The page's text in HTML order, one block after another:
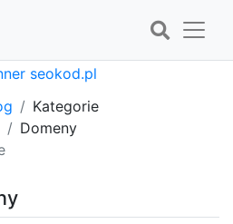
Kategorie
Domeny